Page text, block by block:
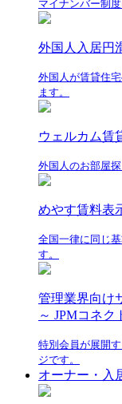
マイナンバー制
外国人入居円
外国人が賃貸住
ます。
ウェルカム賃
外国人のお部屋
めやす賃料表
全国一律に同じ
す。
管理業界向け
～ JPMコネク
特別会員が展開
ジです。
オーナー・入